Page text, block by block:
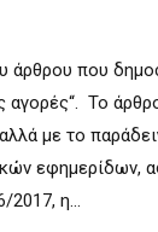
άρθρου που
αγορές“. Το
με το
εφημερίδων,
2017, η...